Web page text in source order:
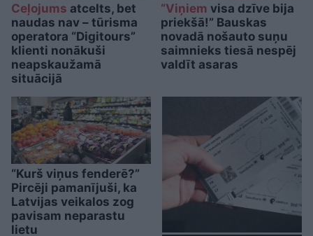
Ceļojums atcelts, bet
naudas nav – tūrisma
operatora “Digitours”
klienti nonākuši
neapskaužamā
situācijā
“Viņiem visa dzīve bija
priekšā!” Bauskas
novadā nošauto suņu
saimnieks tiesā nespēj
valdīt asaras
“Kurš viņus fenderē?”
Pircēji pamanījuši, ka
Latvijas veikalos zog
pavisam neparastu
lietu